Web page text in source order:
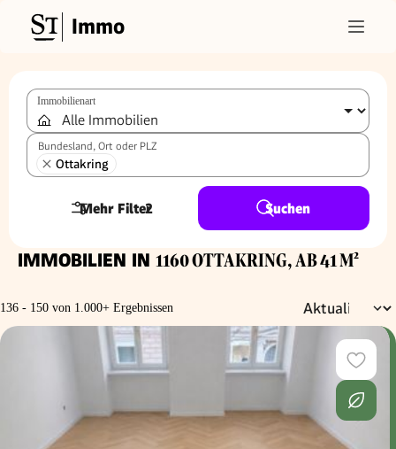
Immo
Immobilienart
Bundesland, Ort oder PLZ
Ottakring
Mehr Filter
2 Suchen
IMMOBILIEN IN 1160 OTTAKRING, AB 41 M²
136 - 150 von 1.000+ Ergebnissen